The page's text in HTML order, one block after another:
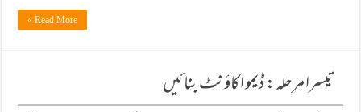
Read More »
تیسرا مرحلہ: ڈیمو اکاؤنٹ بنائیں